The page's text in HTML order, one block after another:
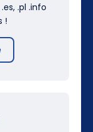
.pl .info
!